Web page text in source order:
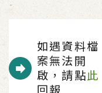
如遇資料檔
案無法開
啟，請點此
回報